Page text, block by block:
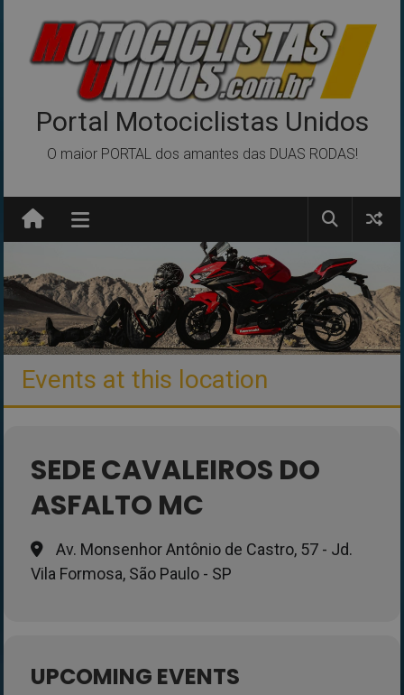
conteúdo
Portal Motociclistas Unidos
O maior PORTAL dos amantes das DUAS RODAS!
Events at this location
SEDE CAVALEIROS DO
ASFALTO MC
Av. Monsenhor Antônio de Castro, 57 - Jd.
Vila Formosa, São Paulo - SP
UPCOMING EVENTS